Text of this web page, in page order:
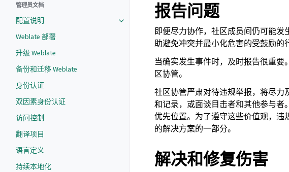
管理员文档
配置说明
Weblate 部署
升级 Weblate
备份和迁移 Weblate
身份认证
双因素身份认证
访问控制
翻译项目
语言定义
持续本地化
报告问题
即便尽力协作，社区成员间仍可能
助避免冲突并最小化危害的受鼓励的
当确实发生事件时，及时报告很重要
区协管。
社区协管严肃对待违规举报，将尽力
和记录，或面谈目击者和其他参与
优先位置。为了遵守这些价值观，
的解决方案的一部分。
解决和修复伤害